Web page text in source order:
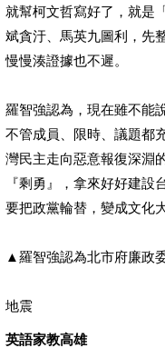
就幫柯文哲寫好了，就是
斌貪汙、馬英九圖利，先
慢慢湊證據也不遲。
羅智強認為，現在雖不能
不管成員、限時、議題都
灣民主走向惡意報復深淵
『剩勇』，拿來好好建
要把政黨輪替，變成文化
▲羅智強認為北市府廉政
地震
英語家教高雄